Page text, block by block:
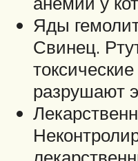
Яды
Свинец.
разрушают